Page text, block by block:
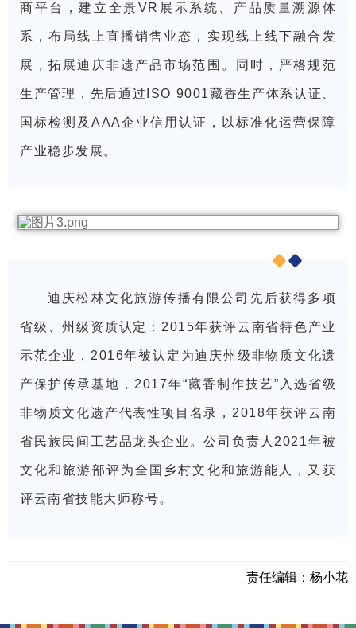
商平台，建立全景VR展示系统、产品质量溯源体
系，布局线上直播销售业态，实现线上线下融合发
展，拓展迪庆非遗产品市场范围。同时，严格规范
生产管理，先后通过ISO 9001藏香生产体系认证、
国标检测及AAA企业信用认证，以标准化运营保障
产业稳步发展。
迪庆松林文化旅游传播有限公司 先后获得多项
省级、州级资质认定：2015年获评云南省特色产业
示范企业，2016年被认定为迪庆州级非物质文化遗
产保护传承基地，2017年“藏香制作技艺”入选省级
非物质文化遗产代表性项目名录，2018年获评云南
省民族民间工艺品龙头企业。公司负责人2021年被
文化和旅游部评为全国乡村文化和旅游能人，又获
评云南省技能大师称号。
责任编辑： 杨小花